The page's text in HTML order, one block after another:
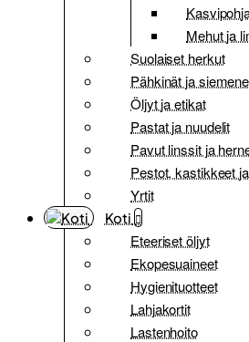
Mehut ja
Suolaiset herkut
Pähkinät ja
Öljyt ja etikat
Pastat ja nuudelit
Pavut linssit ja
Pestot, kastikkeet
Yrtit
Koti
Eteeriset öljyt
Ekopesuaineet
Hygienituotteet
Lahjakortit
Lastenhoito